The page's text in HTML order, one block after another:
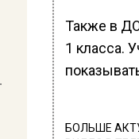
Также в
1 класса.
БОЛЬШЕ